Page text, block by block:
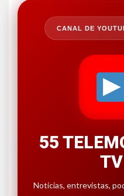
CANAL DE
55
TV
Noticias, entrevistas,